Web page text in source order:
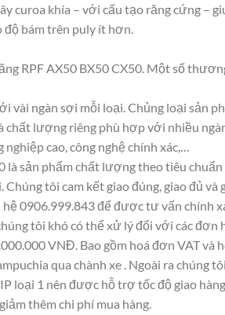
curoa khía – với cấu tạo răng cứng –
độ bám trên puly ít hơn.
RPF AX50 BX50 CX50. Một số
vài ngàn sợi mỗi loại. Chủng loại sản
chất lượng riêng phù hợp với nhiều
cao, công nghệ chính xác,…
sản phẩm chất lượng theo tiêu
tôi cam kết giao đúng, giao đủ và
0906.999.843 để được tư vấn chính
tôi khó có thể xử lý đổi với các đơn
VNĐ. Bao gồm hoá đơn VAT và
qua chành xe . Ngoài ra chúng
loại 1 nên được hỗ trợ tốc độ giao
thêm chi phí mua hàng.